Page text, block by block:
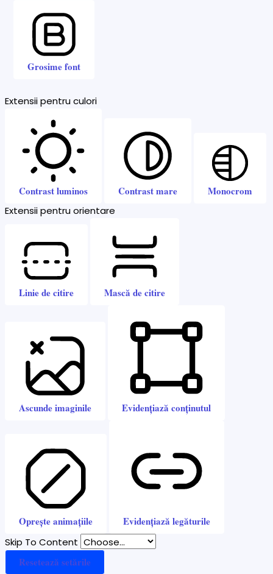
Grosime font
Extensii pentru culori
Contrast luminos Contrast mare Monocrom
Extensii pentru orientare
Linie de citire Mască de citire
Ascunde imaginile Evidențiază conținutul
Oprește animațiile Evidențiază legăturile
Skip To Content
Resetează setările